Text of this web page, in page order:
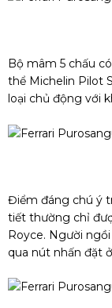
Bộ mâm 5 chấu
thể Michelin Pilot
loại chủ động với
Điểm đáng chú ý
tiết thường chỉ
Royce. Người
qua nút nhấn đặt